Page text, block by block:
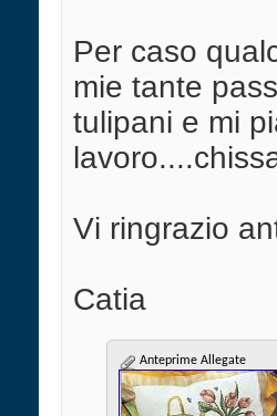
Per caso
mie tante
tulipani e mi
Vi ringrazio
Catia
Anteprime Allegate